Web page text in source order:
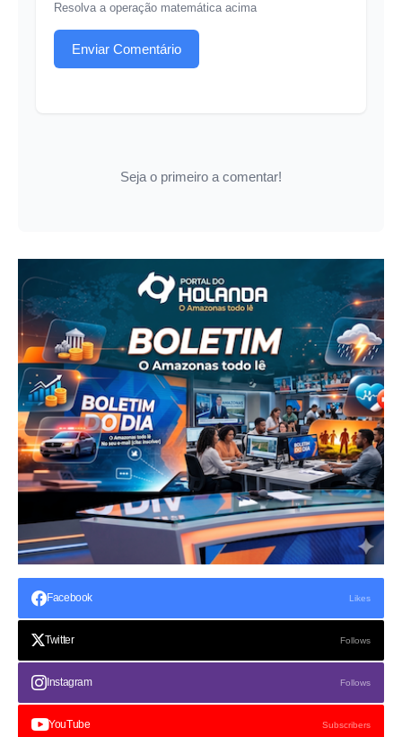
Resolva a operação matemática acima
Enviar Comentário
Seja o primeiro a comentar!
Facebook Likes
Twitter Follows
Instagram Follows
YouTube Subscribers